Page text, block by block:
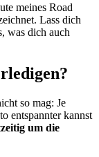
meines Road
Lass dich
was dich auch
so mag: Je
entspannter kannst
um die